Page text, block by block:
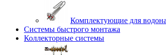
Комплектующие для
Системы быстрого монтажа
Коллекторные системы